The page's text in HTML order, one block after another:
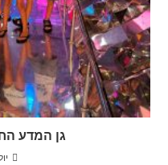
גן המדע
יולי